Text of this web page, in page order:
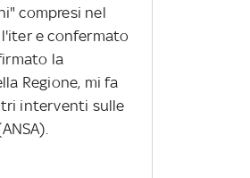
compresi nel
e confermato
la
Regione, mi fa
interventi sulle